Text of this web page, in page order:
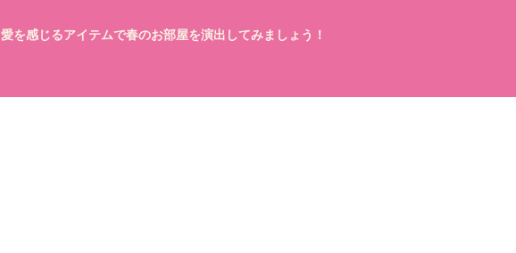
愛を感じるアイテムで春のお部屋を演出してみましょう！